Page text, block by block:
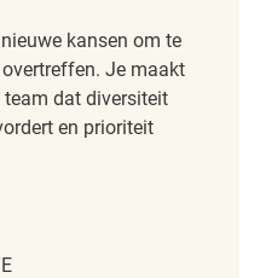
kansen om te
Je maakt
dat diversiteit
en prioriteit